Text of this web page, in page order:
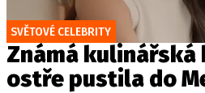
SVĚTOVÉ CELEBRITY
Známá kulinářská
ostře pustila do